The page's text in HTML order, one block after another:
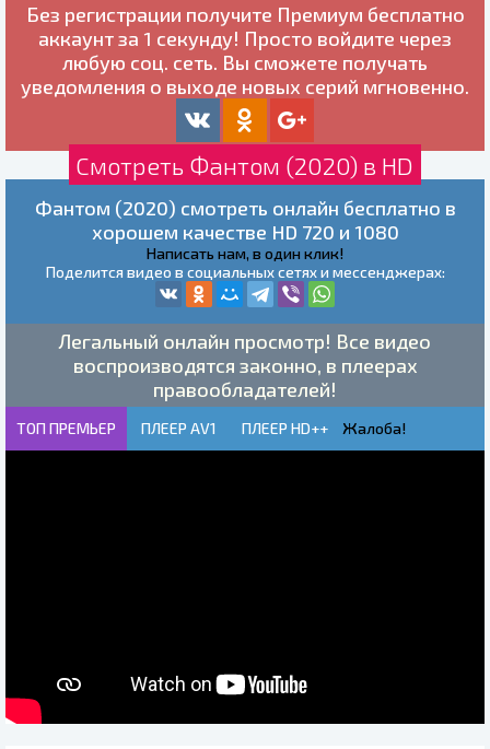
Без регистрации получите Премиум бесплатно
аккаунт за 1 секунду! Просто войдите через
любую соц. сеть. Вы сможете получать
уведомления о выходе новых серий мгновенно.
Смотреть Фантом (2020) в HD
Фантом (2020) смотреть онлайн бесплатно в
хорошем качестве HD 720 и 1080
Написать нам, в один клик!
Поделится видео в социальных сетях и мессенджерах:
Легальный онлайн просмотр! Все видео
воспроизводятся законно, в плеерах
правообладателей!
ТОП ПРЕМЬЕР ПЛЕЕР AV1 ПЛЕЕР HD++ Жалоба!